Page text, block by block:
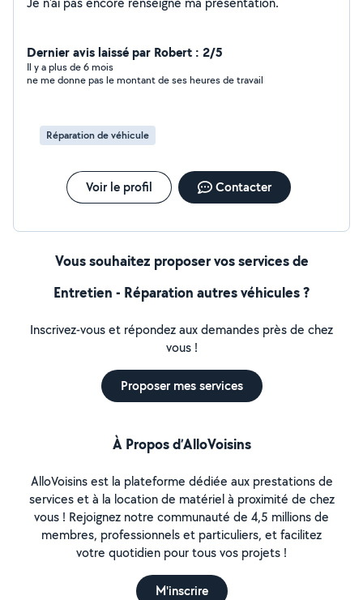
Dernier avis laissé par Robert : 2/5
Il y a plus de 6 mois
ne me donne pas le montant de ses heures de travail
Réparation de véhicule
Voir le profil Contacter
Vous souhaitez proposer vos services de
Entretien - Réparation autres véhicules ?
Inscrivez-vous et répondez aux demandes près de chez
vous !
Proposer mes services
À Propos d’AlloVoisins
AlloVoisins est la plateforme dédiée aux prestations de
services et à la location de matériel à proximité de chez
vous ! Rejoignez notre communauté de 4,5 millions de
membres, professionnels et particuliers, et facilitez
votre quotidien pour tous vos projets !
M'inscrire